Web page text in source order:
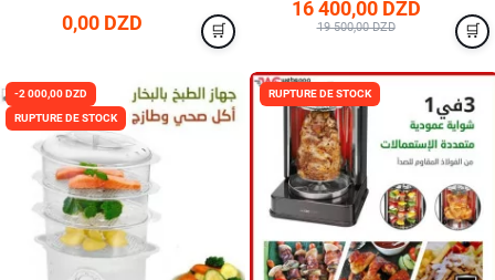
0,00 DZD
16 400,00 DZD
19 500,00 DZD
-2 000,00 DZD
RUPTURE DE STOCK
RUPTURE DE STOCK